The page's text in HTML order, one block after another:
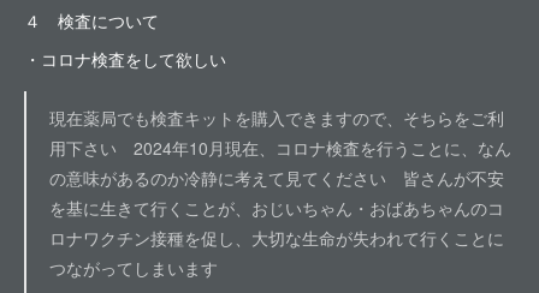
４ 検査について
・コロナ検査をして欲しい
現在薬局でも検査キットを購入できますので、そちらをご利
用下さい 2024年10月現在、コロナ検査を行うことに、なん
の意味があるのか冷静に考えて見てください 皆さんが不安
を基に生きて行くことが、おじいちゃん・おばあちゃんのコ
ロナワクチン接種を促し、大切な生命が失われて行くことに
つながってしまいます